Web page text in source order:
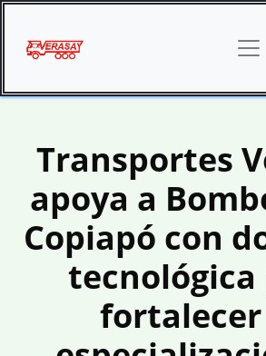
Transportes
apoya a
Copiapó con
tecnológica
fortalecer